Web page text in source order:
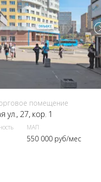
помещение
ул., 27, кор. 1
МАП
550 000 руб/мес